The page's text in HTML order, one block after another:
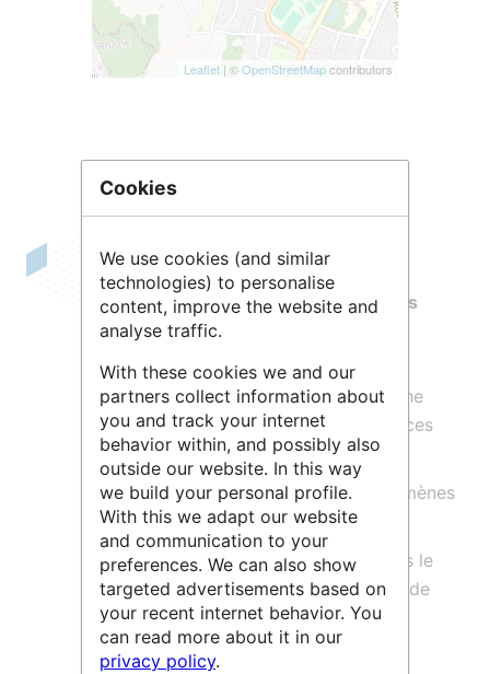
Leaflet | ©OpenStreetMapcontributors
L'Observatoire de Lyon est un
observatoire des sciences de l'univers
OSU). Les principales missions de
La réalisation de travaux de recherche
fondamentale ou appliquée en sciences
de la Terre et de l’univers
L’observation permanente de phénomènes
naturels et anthropiques
La formation initiale et continue dans le
domaine des sciences de la Terre et de
l’univers
Le progrès et la diffusion des
Cookies
We use cookies (and similar
technologies) to personalise
content, improve the website and
analyse traffic.
With these cookies we and our
partners collect information about
you and track your internet
behavior within, and possibly also
outside our website. In this way
we build your personal profile.
With this we adapt our website
and communication to your
preferences. We can also show
targeted advertisements based on
your recent internet behavior. You
can read more about it in our
privacy policy.